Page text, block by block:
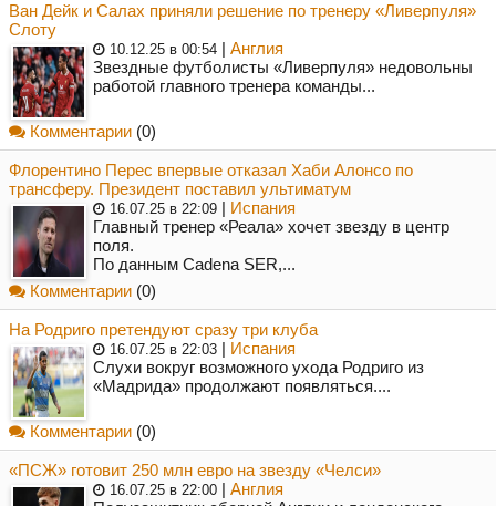
Ван Дейк и Салах приняли решение по тренеру «Ливерпуля»
Слоту
10.12.25 в 00:54 | Англия
Звездные футболисты «Ливерпуля» недовольны
работой главного тренера команды...
Комментарии (0)
Флорентино Перес впервые отказал Хаби Алонсо по
трансферу. Президент поставил ультиматум
16.07.25 в 22:09 | Испания
Главный тренер «Реала» хочет звезду в центр
поля.
По данным Cadena SER,...
Комментарии (0)
На Родриго претендуют сразу три клуба
16.07.25 в 22:03 | Испания
Слухи вокруг возможного ухода Родриго из
«Мадрида» продолжают появляться....
Комментарии (0)
«ПСЖ» готовит 250 млн евро на звезду «Челси»
16.07.25 в 22:00 | Англия